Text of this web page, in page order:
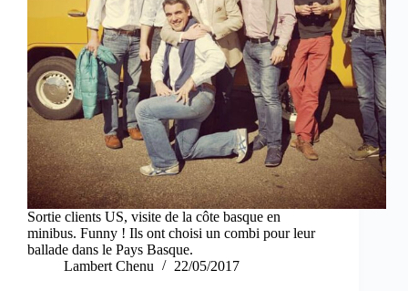
Sortie clients US, visite de la côte basque en
minibus. Funny ! Ils ont choisi un combi pour leur
ballade dans le Pays Basque.
Lambert Chenu
22/05/2017